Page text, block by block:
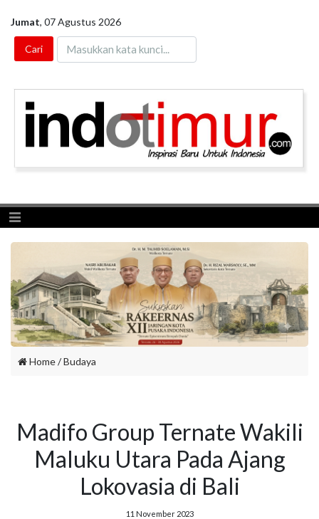
Jumat, 07 Agustus 2026
Toggle navigation
Home/Budaya
Madifo Group Ternate Wakili
Maluku Utara Pada Ajang
Lokovasia di Bali
11 November 2023